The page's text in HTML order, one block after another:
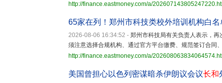
http://finance.eastmoney.com/a/
65家在列！郑州市科技类校外培训机构白名
2026-08-06 16:34:52 - 郑州市科技局有关负责人表示，再
须注意选择合规机构、通过官方平台缴费、规范签订合
http://finance.eastmoney.com/a/
美国曾担心以色列密谋暗杀伊朗议会议长和